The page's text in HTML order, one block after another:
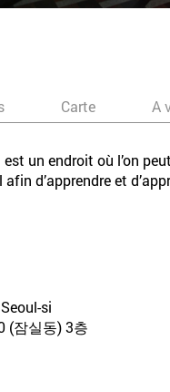
Carte A
un endroit où l’on
d’apprendre et
si
(잠실동) 3층